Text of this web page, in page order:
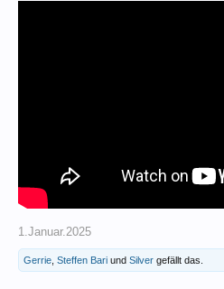
1.Januar.2025
Gerrie Steffen Bari und Silver gefällt das.